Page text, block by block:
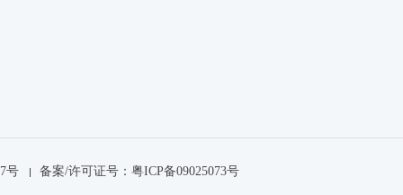
号 备案/许可证号：粤ICP备09025073号